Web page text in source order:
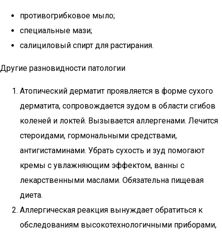
противогрибковое мыло;
специальные мази;
салициловый спирт для растирания.
Другие разновидности патологии
Атопический дерматит проявляется в форме сухого
дерматита, сопровождается зудом в области сгибов
коленей и локтей. Вызывается аллергенами. Лечится
стероидами, гормональными средствами,
антигистаминами. Убрать сухость и зуд помогают
кремы с увлажняющим эффектом, ванны с
лекарственными маслами. Обязательна пищевая
диета.
Аллергическая реакция вынуждает обратиться к
обследованиям высокотехнологичными приборами,